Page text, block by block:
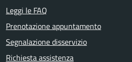
Leggi le FAQ
Prenotazione appuntamento
Segnalazione disservizio
Richiesta assistenza